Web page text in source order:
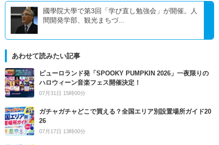
國學院大學で第3回「学び直し勉強会」が開催。人
間開発学部、観光まちづ...
あわせて読みたい記事
ピューロランド発「SPOOKY PUMPKIN 2026」一夜限りの
ハロウィーン音楽フェス開催決定！
07月31日 15時00分
ガチャガチャどこで買える？全国エリア別設置場所ガイド20
26
07月17日 13時00分